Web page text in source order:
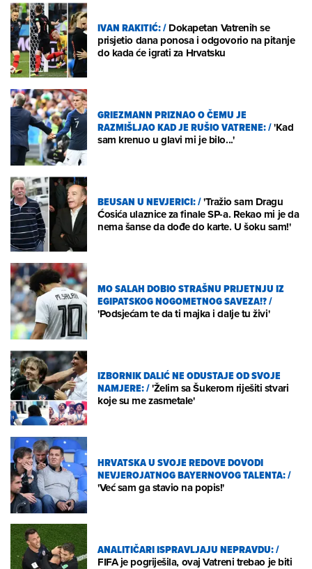
IVAN RAKITIĆ:/Dokapetan Vatrenih se
prisjetio dana ponosa i odgovorio na pitanje
do kada će igrati za Hrvatsku
GRIEZMANN PRIZNAO O ČEMU JE
RAZMIŠLJAO KAD JE RUŠIO VATRENE:/'Kad
sam krenuo u glavi mi je bilo...'
BEUSAN U NEVJERICI:/'Tražio sam Dragu
Ćosića ulaznice za finale SP-a. Rekao mi je da
nema šanse da dođe do karte. U šoku sam!'
MO SALAH DOBIO STRAŠNU PRIJETNJU IZ
EGIPATSKOG NOGOMETNOG SAVEZA!?/
'Podsjećam te da ti majka i dalje tu živi'
IZBORNIK DALIĆ NE ODUSTAJE OD SVOJE
NAMJERE:/'Želim sa Šukerom riješiti stvari
koje su me zasmetale'
HRVATSKA U SVOJE REDOVE DOVODI
NEVJEROJATNOG BAYERNOVOG TALENTA:/
'Već sam ga stavio na popis!'
ANALITIČARI ISPRAVLJAJU NEPRAVDU:/
FIFA je pogriješila, ovaj Vatreni trebao je biti